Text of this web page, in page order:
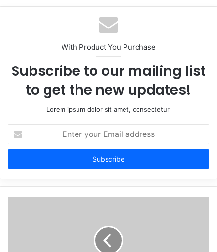
With Product You Purchase
Subscribe to our mailing list
to get the new updates!
Lorem ipsum dolor sit amet, consectetur.
your
Email